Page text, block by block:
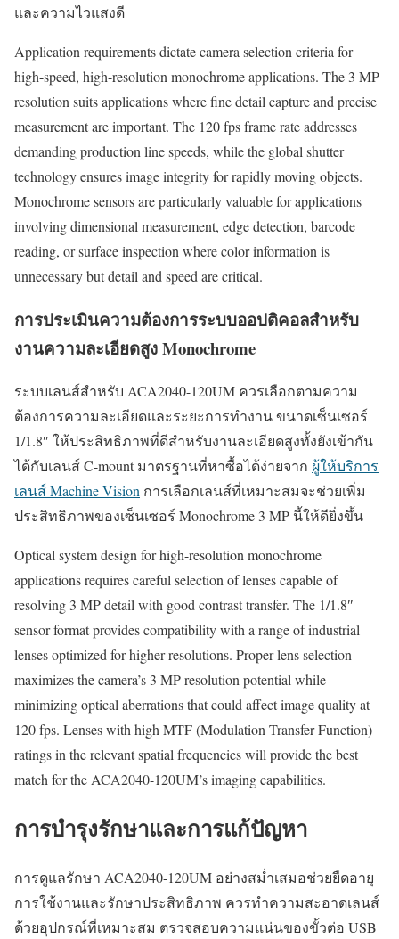
และความไวแสงดี
Application requirements dictate camera selection criteria for
high-speed, high-resolution monochrome applications. The 3 MP
resolution suits applications where fine detail capture and precise
measurement are important. The 120 fps frame rate addresses
demanding production line speeds, while the global shutter
technology ensures image integrity for rapidly moving objects.
Monochrome sensors are particularly valuable for applications
involving dimensional measurement, edge detection, barcode
reading, or surface inspection where color information is
unnecessary but detail and speed are critical.
การประเมินความต้องการระบบออปติคอลสำหรับ
งานความละเอียดสูง Monochrome
ระบบเลนส์สำหรับ ACA2040-120UM ควรเลือกตามความ
ต้องการความละเอียดและระยะการทำงาน ขนาดเซ็นเซอร์
1/1.8″ ให้ประสิทธิภาพที่ดีสำหรับงานละเอียดสูงทั้งยังเข้ากัน
ได้กับเลนส์ C-mount มาตรฐานที่หาซื้อได้ง่ายจาก ผู้ให้บริการ
เลนส์ Machine Vision การเลือกเลนส์ที่เหมาะสมจะช่วยเพิ่ม
ประสิทธิภาพของเซ็นเซอร์ Monochrome 3 MP นี้ให้ดียิ่งขึ้น
Optical system design for high-resolution monochrome
applications requires careful selection of lenses capable of
resolving 3 MP detail with good contrast transfer. The 1/1.8″
sensor format provides compatibility with a range of industrial
lenses optimized for higher resolutions. Proper lens selection
maximizes the camera’s 3 MP resolution potential while
minimizing optical aberrations that could affect image quality at
120 fps. Lenses with high MTF (Modulation Transfer Function)
ratings in the relevant spatial frequencies will provide the best
match for the ACA2040-120UM’s imaging capabilities.
การบำรุงรักษาและการแก้ปัญหา
การดูแลรักษา ACA2040-120UM อย่างสม่ำเสมอช่วยยืดอายุ
การใช้งานและรักษาประสิทธิภาพ ควรทำความสะอาดเลนส์
ด้วยอุปกรณ์ที่เหมาะสม ตรวจสอบความแน่นของขั้วต่อ USB